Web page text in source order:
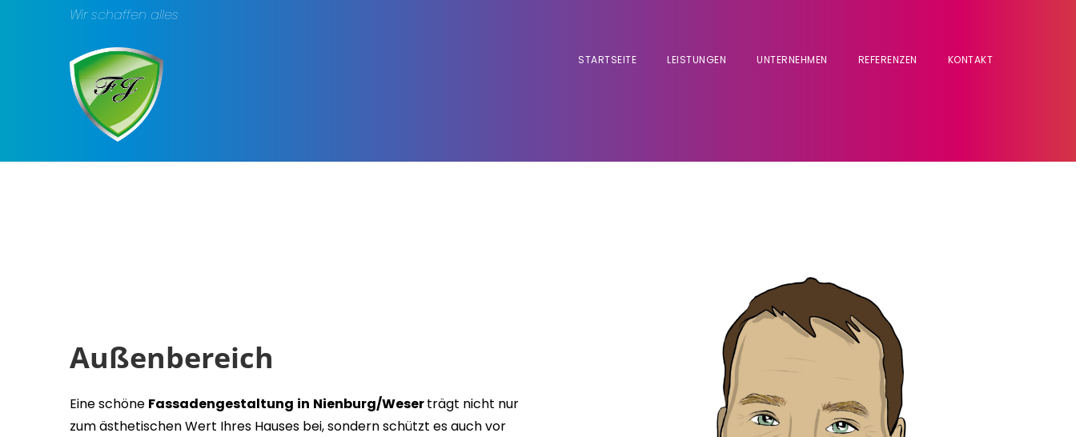
Wir schaffen alles
STARTSEITE LEISTUNGEN UNTERNEHMEN REFERENZEN KONTAKT
Außenbereich
Eine schöne Fassadengestaltung in Nienburg/Weserträgt nicht nur
zum ästhetischen Wert Ihres Hauses bei, sondern schützt es auch vor